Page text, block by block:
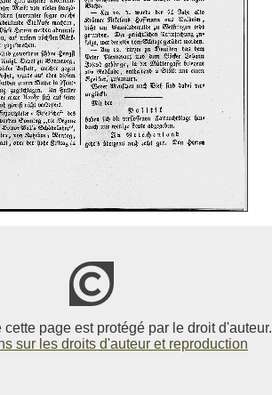
cette page est protégé par le droit d'auteur.
sur les droits d'auteur et reproduction